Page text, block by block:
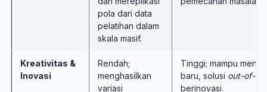
pola dari data
pelatihan dalam
skala masif.
Kreativitas &
Inovasi
Rendah;
menghasilkan
variasi
Tinggi; mampu
baru, solusi out-of-
berinovasi.